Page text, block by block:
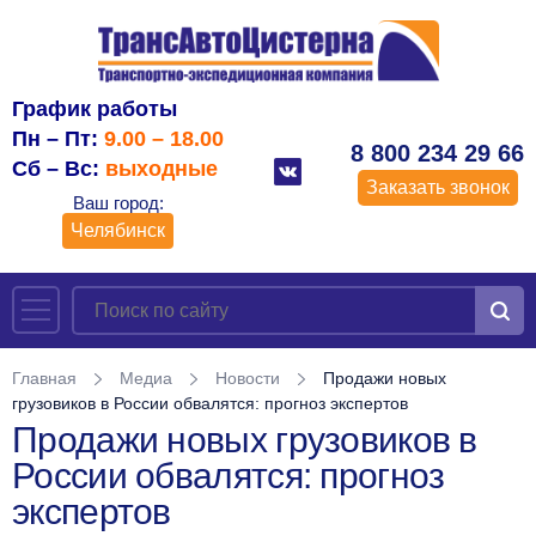
График работы
Пн – Пт: 9.00 – 18.00
Сб – Вс: выходные
Ваш город:
Челябинск
8 800 234 29 66
Заказать звонок
Главная Медиа Новости
Продажи новых
грузовиков в России обвалятся: прогноз экспертов
Продажи новых грузовиков в
России обвалятся: прогноз
экспертов